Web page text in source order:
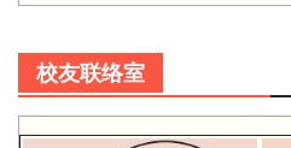
校友联络室